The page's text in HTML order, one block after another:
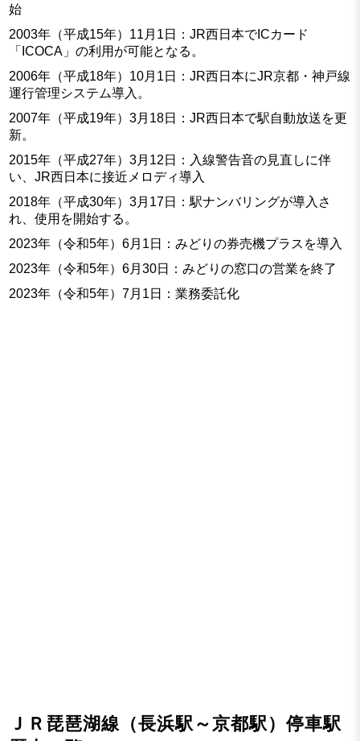
始
2003年（平成15年）11月1日：JR西日本でICカード
「ICOCA」の利用が可能となる。
2006年（平成18年）10月1日：JR西日本にJR京都・神戸線
運行管理システム導入。
2007年（平成19年）3月18日：JR西日本で駅自動放送を更
新。
2015年（平成27年）3月12日：入線警告音の見直しに伴
い、JR西日本に接近メロディ導入
2018年（平成30年）3月17日：駅ナンバリングが導入さ
れ、使用を開始する。
2023年（令和5年）6月1日：みどりの券売機プラスを導入
2023年（令和5年）6月30日：みどりの窓口の営業を終了
2023年（令和5年）7月1日：業務委託化
ＪＲ琵琶湖線（長浜駅～京都駅）停車駅